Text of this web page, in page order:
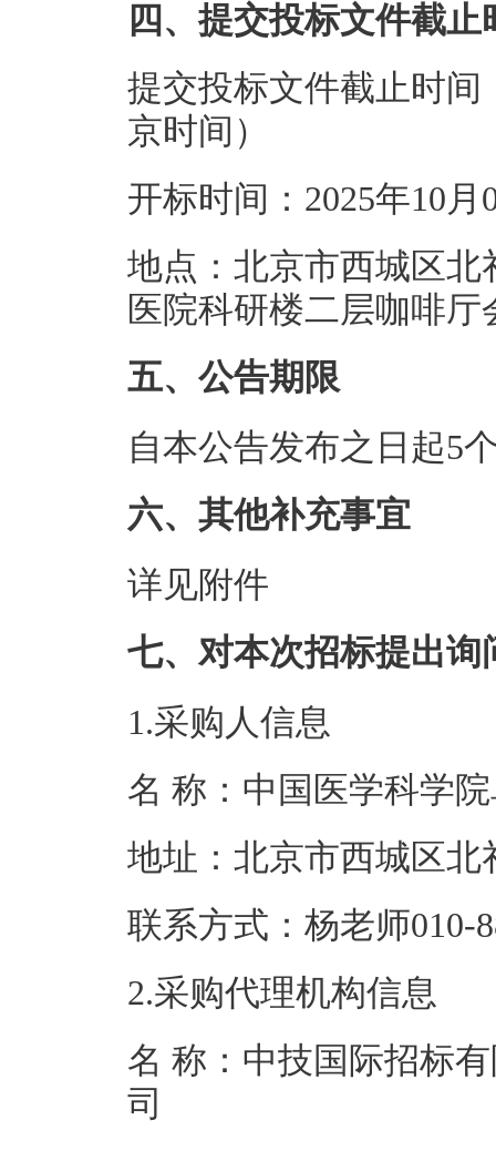
四、提交投标文件截
提交投标文件截止时间
京时间）
开标时间：2025年10
地点：北京市西城区北
医院科研楼二层咖啡厅
五、公告期限
自本公告发布之日起5
六、其他补充事宜
详见附件
七、对本次招标提出
1.采购人信息
名 称：中国医学
地址：北京市
联系方式：杨老
2.采购代理机构信息
名 称：中技国际招标